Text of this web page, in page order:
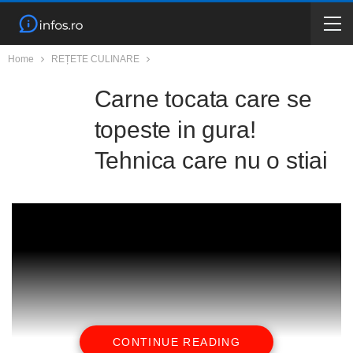
Home REȚETE CULINARE
Carne tocata care se
topeste in gura!
Tehnica care nu o stiai
CONTINUE READING